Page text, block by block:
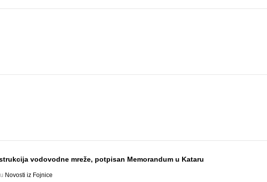
vodovodne mreže, potpisan Memorandum u Kataru
Novosti iz Fojnice